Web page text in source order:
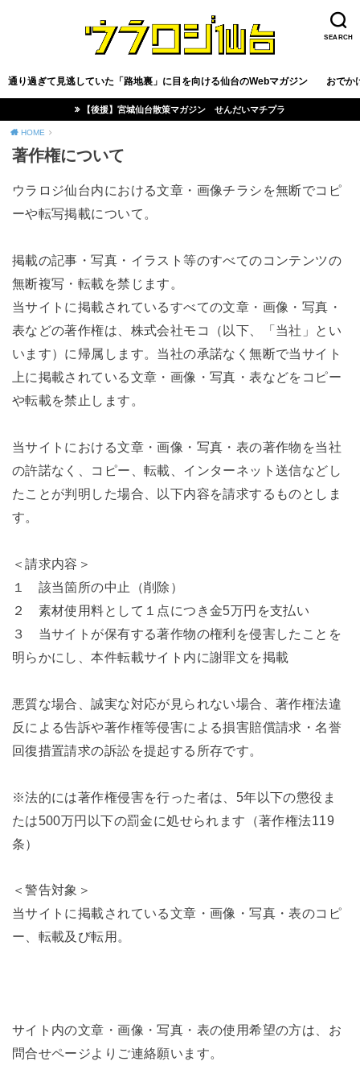
SEARCH
通り過ぎて見逃していた「路地裏」に目を向ける仙台のWebマガジン おでか
【後援】宮城仙台散策マガジン せんだいマチプラ
HOME
著作権について
ウラロジ仙台内における文章・画像チラシを無断でコピ
ーや転写掲載について。
掲載の記事・写真・イラスト等のすべてのコンテンツの
無断複写・転載を禁じます。
当サイトに掲載されているすべての文章・画像・写真・
表などの著作権は、株式会社モコ（以下、「当社」とい
います）に帰属します。当社の承諾なく無断で当サイト
上に掲載されている文章・画像・写真・表などをコピー
や転載を禁止します。
当サイトにおける文章・画像・写真・表の著作物を当社
の許諾なく、コピー、転載、インターネット送信などし
たことが判明した場合、以下内容を請求するものとしま
す。
＜請求内容＞
１ 該当箇所の中止（削除）
２ 素材使用料として１点につき金5万円を支払い
３ 当サイトが保有する著作物の権利を侵害したことを
明らかにし、本件転載サイト内に謝罪文を掲載
悪質な場合、誠実な対応が見られない場合、著作権法違
反による告訴や著作権等侵害による損害賠償請求・名誉
回復措置請求の訴訟を提起する所存です。
※法的には著作権侵害を行った者は、5年以下の懲役ま
たは500万円以下の罰金に処せられます（著作権法119
条）
＜警告対象＞
当サイトに掲載されている文章・画像・写真・表のコピ
ー、転載及び転用。
サイト内の文章・画像・写真・表の使用希望の方は、お
問合せページよりご連絡願います。